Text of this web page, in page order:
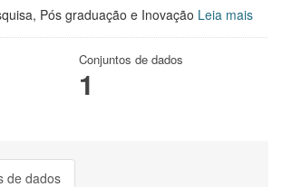
Pós graduação e Inovação Leia mais
Conjuntos de dados
1
de dados